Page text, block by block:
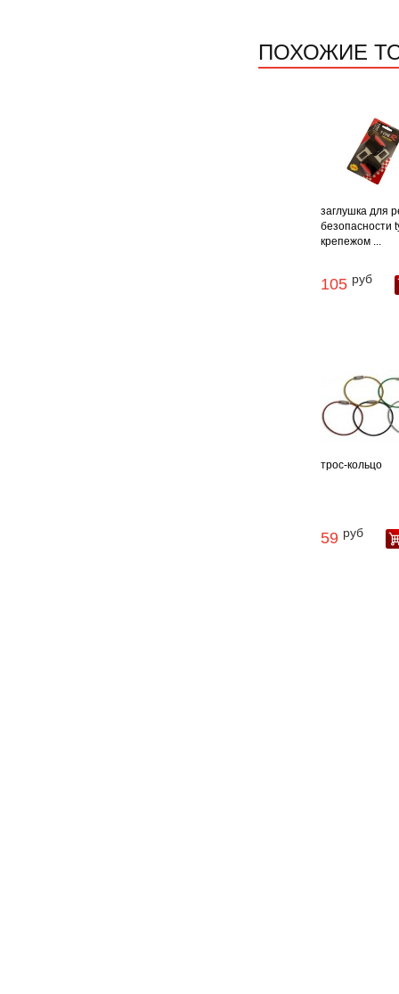
ПОХОЖИЕ
заглушка для
безопасности
крепежом ...
105 руб
трос-кольцо
59 руб